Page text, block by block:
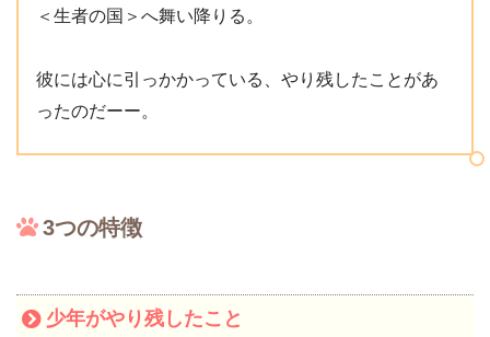
＜生者の国＞へ舞い降りる。
彼には心に引っかかっている、やり残したことがあ
ったのだーー。
3つの特徴
少年がやり残したこと